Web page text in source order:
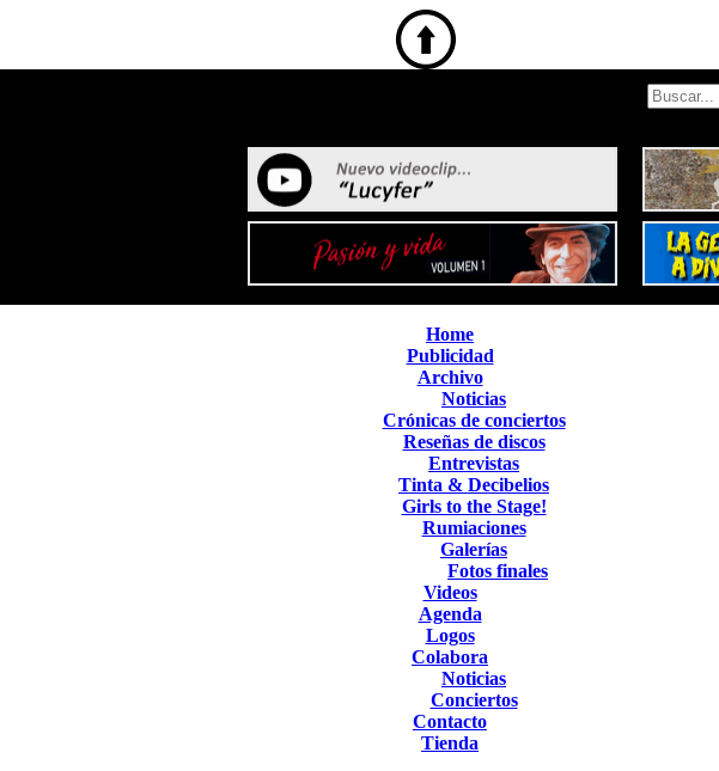
Home
Publicidad
Archivo
Noticias
Crónicas de conciertos
Reseñas de discos
Entrevistas
Tinta & Decibelios
Girls to the Stage!
Rumiaciones
Galerías
Fotos finales
Videos
Agenda
Logos
Colabora
Noticias
Conciertos
Contacto
Tienda